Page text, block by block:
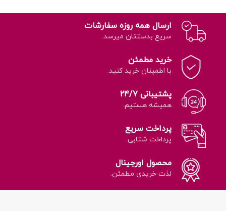
سبزینگی و نشاط عمومی گیاه.
مخصوص گیاهان برگ‌سبزارسال همه روزه سفارشات
سریع بدستتان میرسد.
خرید مطمئن
با اطمینان خرید کنید.
پشتیبانی 24/7
همیشه هستیم.
پرداخت سریع
پرداخت شتابی.
محصول اورجینال
لذت خریدی مطمئن.